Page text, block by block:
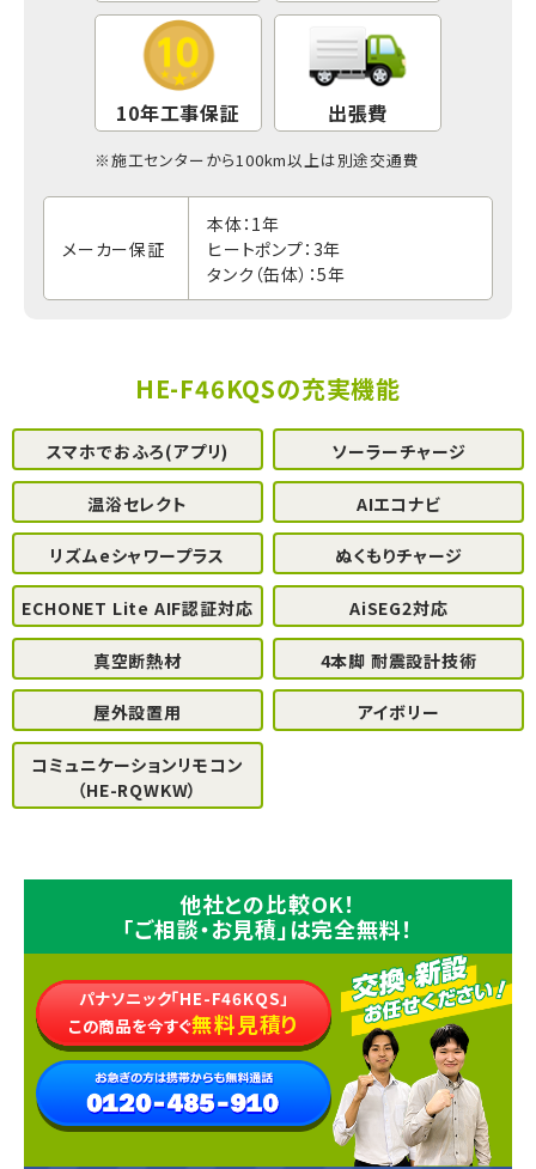
10年工事保証 出張費
※施工センターから100km以上は別途交通費
メーカー保証
本体：1年
ヒートポンプ：3年
タンク（缶体）：5年
HE-F46KQSの充実機能
スマホでおふろ(アプリ) ソーラーチャージ
温浴セレクト AIエコナビ
リズムeシャワープラス ぬくもりチャージ
ECHONET Lite AIF認証対応 AiSEG2対応
真空断熱材 4本脚 耐震設計技術
屋外設置用 アイボリー
コミュニケーションリモコン
（HE-RQWKW）
他社との比較OK！
「ご相談・お見積」は完全無料！
パナソニック「HE-F46KQS」
この商品を今すぐ無料見積り